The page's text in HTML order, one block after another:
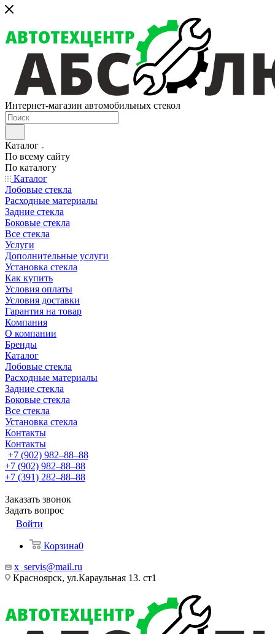
Интернет-магазин автомобильных стекол
Каталог
По всему сайту
По каталогу
Каталог
Лобовые стекла
Расходные материалы
Задние стекла
Боковые стекла
Все стекла
Услуги
Дополнительные услуги
Установка стекла
Как купить
Условия оплаты
Условия доставки
Гарантия на товар
Компания
О компании
Бренды
Каталог
Лобовые стекла
Расходные материалы
Задние стекла
Боковые стекла
Все стекла
Установка стекла
Контакты
Контакты
+7 (902) 982‒88‒88
+7 (902) 982‒88‒88
+7 (391) 282‒88‒88
Заказать звонок
Задать вопрос
Войти
Корзина0
x_servis@mail.ru
Красноярск, ул.Караульная 13. ст1